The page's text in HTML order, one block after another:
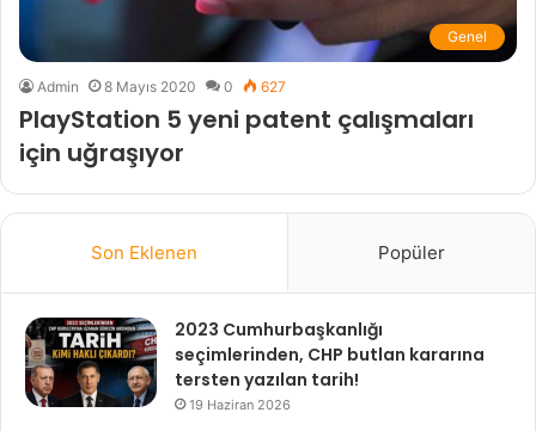
Genel
Admin 8 Mayıs 2020 0 627
PlayStation 5 yeni patent çalışmaları
için uğraşıyor
Son Eklenen Popüler
2023 Cumhurbaşkanlığı
seçimlerinden, CHP butlan kararına
tersten yazılan tarih!
19 Haziran 2026